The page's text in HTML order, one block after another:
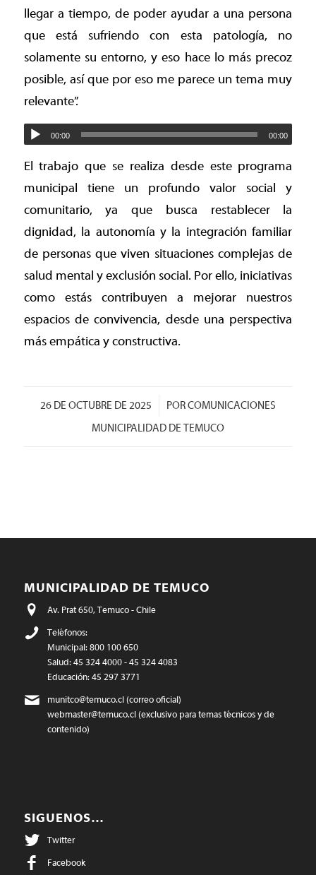
llegar a tiempo, de poder ayudar a una persona
que está sufriendo con esta patología, no
solamente su entorno, y eso hace lo más precoz
posible, así que por eso me parece un tema muy
relevante”.
00:00 00:00
El trabajo que se realiza desde este programa
municipal tiene un profundo valor social y
comunitario, ya que busca restablecer la
dignidad, la autonomía y la integración familiar
de personas que viven situaciones complejas de
salud mental y exclusión social. Por ello, iniciativas
como estás contribuyen a mejorar nuestros
espacios de convivencia, desde una perspectiva
más empática y constructiva.
26 DE OCTUBRE DE 2025
/ PORCOMUNICACIONES
MUNICIPALIDAD DE TEMUCO
MUNICIPALIDAD DE TEMUCO
Av. Prat 650, Temuco - Chile
Teléfonos:
Municipal: 800 100 650
Salud: 45 324 4000 - 45 324 4083
Educación: 45 297 3771
munitco@temuco.cl(correo oficial)
webmaster@temuco.cl(exclusivo para temas técnicos y de
contenido)
SIGUENOS…
Twitter
Facebook